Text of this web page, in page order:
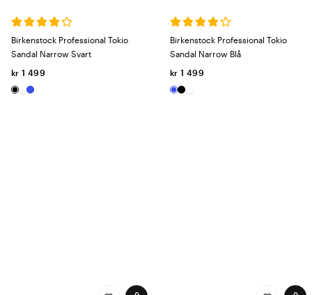
Birkenstock Professional Tokio
Sandal Narrow Svart
kr 1 499
Birkenstock Professional Tokio
Sandal Narrow Blå
kr 1 499